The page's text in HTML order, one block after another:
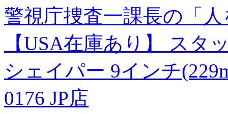
警視庁捜査一課長の「
【USA在庫あり】 スタ
シェイパー 9インチ
0176 JP店